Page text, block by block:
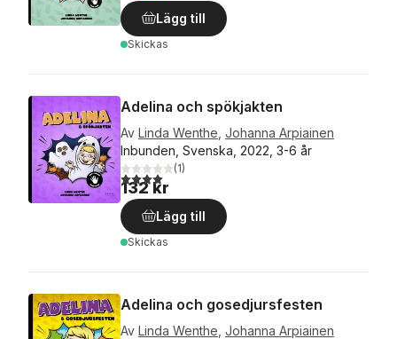
Lägg till
Skickas
Adelina och spökjakten
Av Linda Wenthe Johanna Arpiainen
Inbunden, Svenska, 2022, 3-6 år
4,0utav 5 stjärnor. Totalt antal röster:
(1)
132 kr
Lägg till
Skickas
Adelina och gosedjursfesten
Av Linda Wenthe Johanna Arpiainen